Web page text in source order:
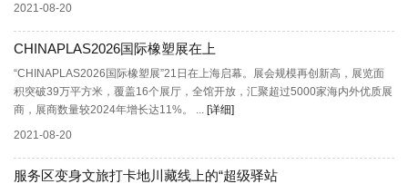
2021-08-20
CHINAPLAS2026国际橡塑展在上
“CHINAPLAS2026国际橡塑展”21日在上海启幕。展会规模再创新高，展览面
积突破39万平方米，覆盖16个展厅，全馆开放，汇聚超过5000家海内外优质展
商，展商数量较2024年增长达11%。 ... [详细]
2021-08-20
服务区变身文旅打卡地川藏线上的“超级驿站